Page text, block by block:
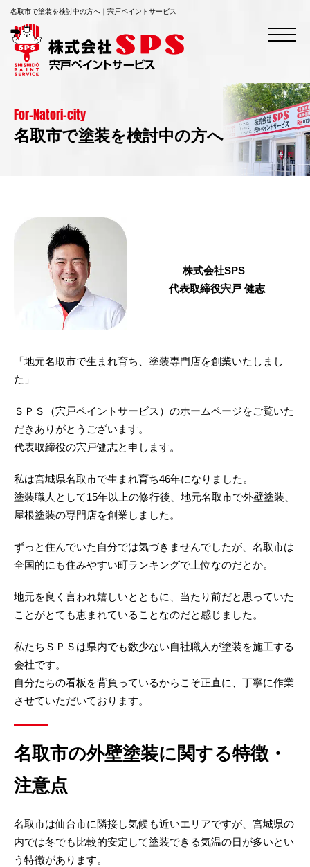
名取市で塗装を検討中の方へ｜宍戸ペイントサービス
For-Natori-city
名取市で塗装を検討中の方へ
株式会社SPS
代表取締役宍戸 健志
「地元名取市で生まれ育ち、塗装専門店を創業いたしまし
た」
ＳＰＳ（宍戸ペイントサービス）のホームページをご覧いた
だきありがとうございます。
代表取締役の宍戸健志と申します。
私は宮城県名取市で生まれ育ち46年になりました。
塗装職人として15年以上の修行後、地元名取市で外壁塗装、
屋根塗装の専門店を創業しました。
ずっと住んでいた自分では気づきませんでしたが、名取市は
全国的にも住みやすい町ランキングで上位なのだとか。
地元を良く言われ嬉しいとともに、当たり前だと思っていた
ことがとても恵まれていることなのだと感じました。
私たちＳＰＳは県内でも数少ない自社職人が塗装を施工する
会社です。
自分たちの看板を背負っているからこそ正直に、丁寧に作業
させていただいております。
名取市の外壁塗装に関する特徴・
注意点
名取市は仙台市に隣接し気候も近いエリアですが、宮城県の
内では冬でも比較的安定して塗装できる気温の日が多いとい
う特徴があります。